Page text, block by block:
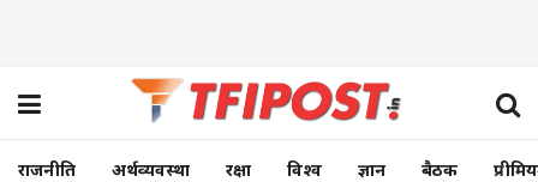
राजनीति अर्थव्यवस्था रक्षा विश्व ज्ञान बैठक